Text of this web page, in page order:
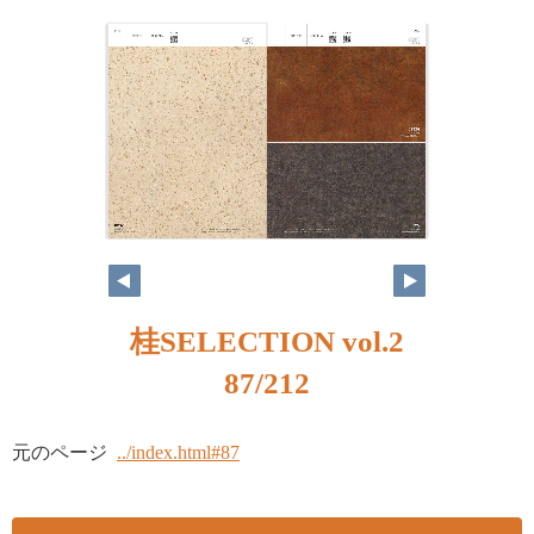
桂SELECTION vol.2
87/212
元のページ ../index.html#87